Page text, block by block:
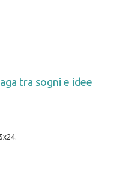
tra sogni e idee